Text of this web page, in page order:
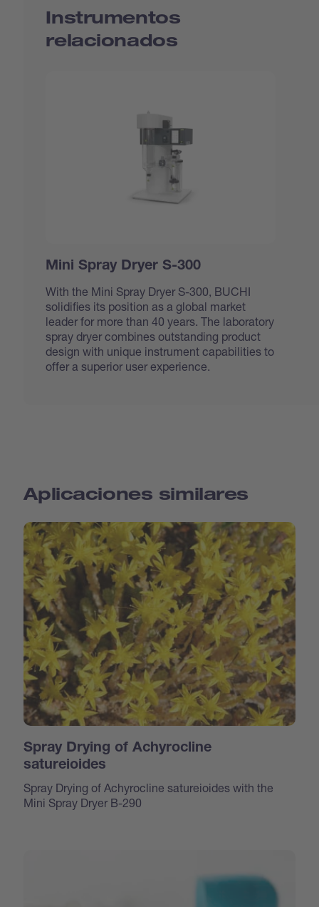
Instrumentos
relacionados
Mini Spray Dryer S-300
With the Mini Spray Dryer S-300, BUCHI
solidifies its position as a global market
leader for more than 40 years. The laboratory
spray dryer combines outstanding product
design with unique instrument capabilities to
offer a superior user experience.
Aplicaciones similares
Spray Drying of Achyrocline
satureioides
Spray Drying of Achyrocline satureioides with the
Mini Spray Dryer B-290